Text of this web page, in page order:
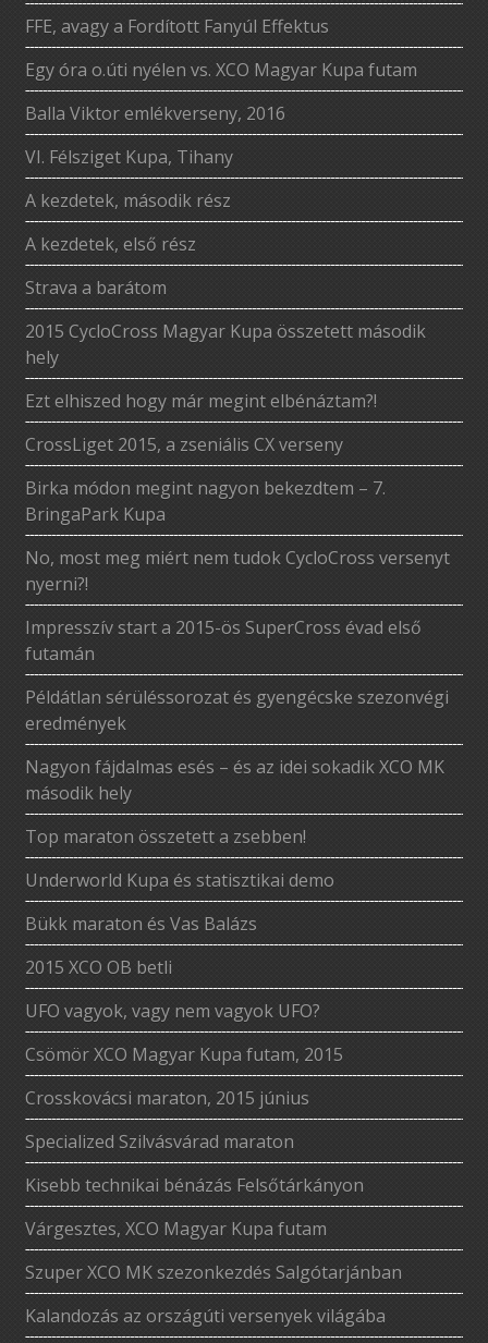
FFE, avagy a Fordított Fanyúl Effektus
Egy óra o.úti nyélen vs. XCO Magyar Kupa futam
Balla Viktor emlékverseny, 2016
VI. Félsziget Kupa, Tihany
A kezdetek, második rész
A kezdetek, első rész
Strava a barátom
2015 CycloCross Magyar Kupa összetett második
hely
Ezt elhiszed hogy már megint elbénáztam?!
CrossLiget 2015, a zseniális CX verseny
Birka módon megint nagyon bekezdtem – 7.
BringaPark Kupa
No, most meg miért nem tudok CycloCross versenyt
nyerni?!
Impresszív start a 2015-ös SuperCross évad első
futamán
Példátlan sérüléssorozat és gyengécske szezonvégi
eredmények
Nagyon fájdalmas esés – és az idei sokadik XCO MK
második hely
Top maraton összetett a zsebben!
Underworld Kupa és statisztikai demo
Bükk maraton és Vas Balázs
2015 XCO OB betli
UFO vagyok, vagy nem vagyok UFO?
Csömör XCO Magyar Kupa futam, 2015
Crosskovácsi maraton, 2015 június
Specialized Szilvásvárad maraton
Kisebb technikai bénázás Felsőtárkányon
Várgesztes, XCO Magyar Kupa futam
Szuper XCO MK szezonkezdés Salgótarjánban
Kalandozás az országúti versenyek világába